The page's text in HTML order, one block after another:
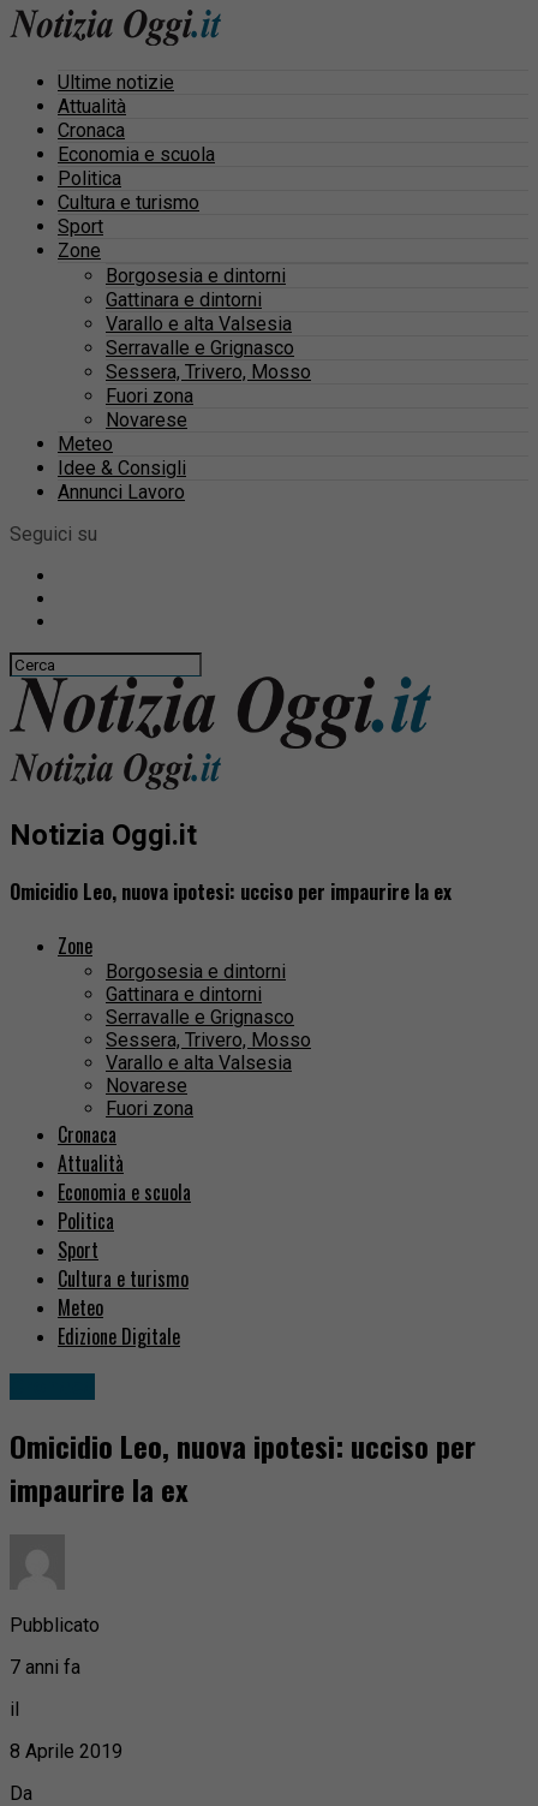
Ultime notizie
Attualità
Cronaca
Economia e scuola
Politica
Cultura e turismo
Sport
Zone
Borgosesia e dintorni
Gattinara e dintorni
Varallo e alta Valsesia
Serravalle e Grignasco
Sessera, Trivero, Mosso
Fuori zona
Novarese
Meteo
Idee & Consigli
Annunci Lavoro
Seguici su
Notizia Oggi.it
Omicidio Leo, nuova ipotesi: ucciso per impaurire la ex
Zone
Borgosesia e dintorni
Gattinara e dintorni
Serravalle e Grignasco
Sessera, Trivero, Mosso
Varallo e alta Valsesia
Novarese
Fuori zona
Cronaca
Attualità
Economia e scuola
Politica
Sport
Cultura e turismo
Meteo
Edizione Digitale
Omicidio Leo, nuova ipotesi: ucciso per
impaurire la ex
Pubblicato
7 anni fa
il
8 Aprile 2019
Da